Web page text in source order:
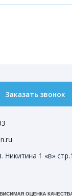
Заказать звонок
Никитина 1 «в» стр.1